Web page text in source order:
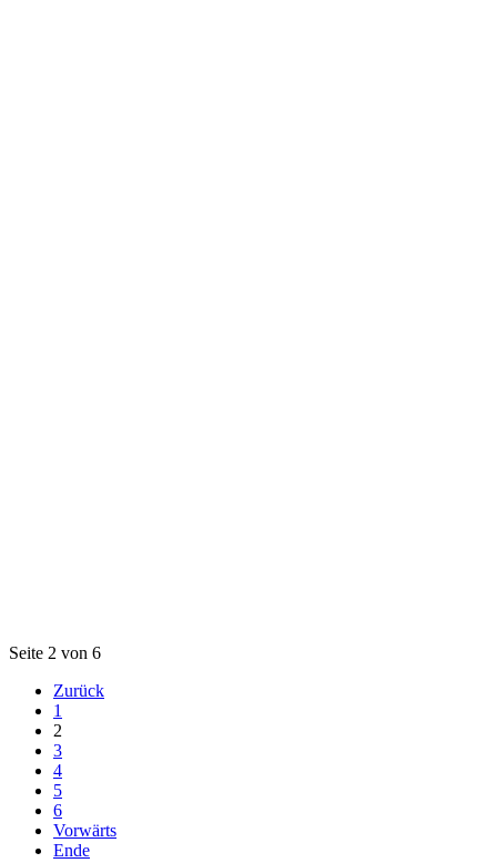
Seite 2 von 6
Zurück
1
2
3
4
5
6
Vorwärts
Ende